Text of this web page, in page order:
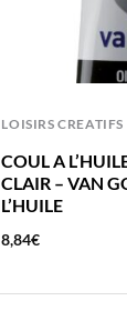
LOISIRS CREATIFS
COUL A
CLAIR – VAN
L’HUILE
8,84€